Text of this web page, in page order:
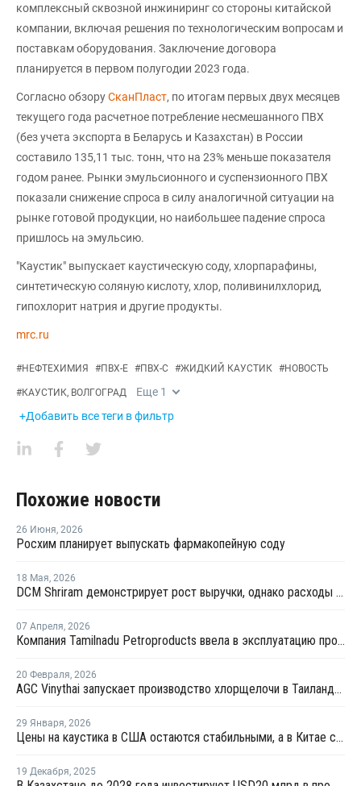
комплексный сквозной инжиниринг со стороны китайской
компании, включая решения по технологическим вопросам и
поставкам оборудования. Заключение договора
планируется в первом полугодии 2023 года.
Согласно обзоруСканПласт, по итогам первых двух месяцев
текущего года расчетное потребление несмешанного ПВХ
(без учета экспорта в Беларусь и Казахстан) в России
составило 135,11 тыс. тонн, что на 23% меньше показателя
годом ранее. Рынки эмульсионного и суспензионного ПВХ
показали снижение спроса в силу аналогичной ситуации на
рынке готовой продукции, но наибольшее падение спроса
пришлось на эмульсию.
"Каустик" выпускает каустическую соду, хлорпарафины,
синтетическую соляную кислоту, хлор, поливинилхлорид,
гипохлорит натрия и другие продукты.
mrc.ru
#НЕФТЕХИМИЯ #ПВХ-Е #ПВХ-С #ЖИДКИЙ КАУСТИК #НОВОСТЬ
#КАУСТИК, ВОЛГОГРАД Еще 1
+Добавить все теги в фильтр
Похожие новости
26 Июня, 2026
Росхим планирует выпускать фармакопейную соду
18 Мая, 2026
DCM Shriram демонстрирует рост выручки, однако расходы на расширение мощностей снижают рентабельность
07 Апреля, 2026
Компания Tamilnadu Petroproducts ввела в эксплуатацию производство каустика в Индии
20 Февраля, 2026
AGC Vinythai запускает производство хлорщелочи в Таиланде с использованием технологии Thyssenkrupp Nucera
29 Января, 2026
Цены на каустика в США остаются стабильными, а в Китае снижаются
19 Декабря, 2025